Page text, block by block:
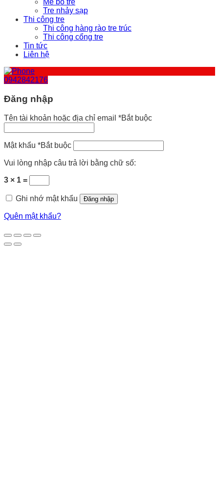
Mê bồ tre
Tre nhảy sạp
Thi công tre
Thi công hàng rào tre trúc
Thi công cổng tre
Tin tức
Liên hệ
0942842176
Đăng nhập
Tên tài khoản hoặc địa chỉ email *Bắt buộc
Mật khẩu *Bắt buộc
Vui lòng nhập câu trả lời bằng chữ số:
3 × 1 =
Ghi nhớ mật khẩu Đăng nhập
Quên mật khẩu?